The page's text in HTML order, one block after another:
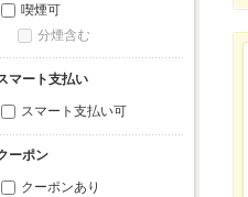
喫煙可
分煙含む
マート支払い
スマート支払い可
ーポン
クーポンあり